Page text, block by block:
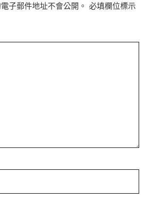
子郵件地址不會公開。 必填欄位標示